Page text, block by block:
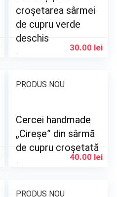
croșetarea sârmei
de cupru verde
deschis
30.00 lei
PRODUS NOU
Cercei handmade
„Cireșe” din sârmă
de cupru croșetată
40.00 lei
PRODUS NOU